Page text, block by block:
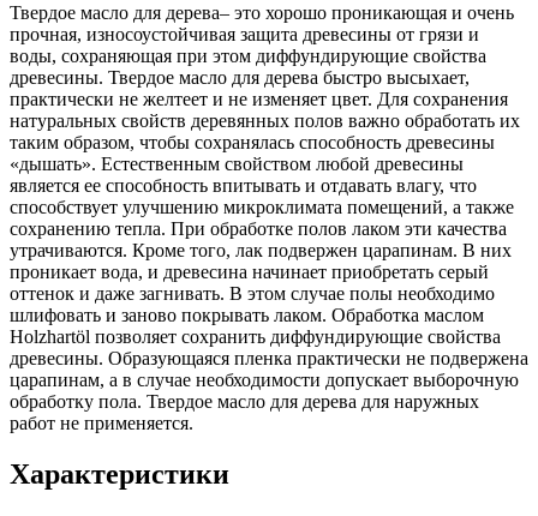
Твердое масло для дерева– это хорошо проникающая и очень
прочная, износоустойчивая защита древесины от грязи и
воды, сохраняющая при этом диффундирующие свойства
древесины. Твердое масло для дерева быстро высыхает,
практически не желтеет и не изменяет цвет. Для сохранения
натуральных свойств деревянных полов важно обработать их
таким образом, чтобы сохранялась способность древесины
«дышать». Естественным свойством любой древесины
является ее способность впитывать и отдавать влагу, что
способствует улучшению микроклимата помещений, а также
сохранению тепла. При обработке полов лаком эти качества
утрачиваются. Кроме того, лак подвержен царапинам. В них
проникает вода, и древесина начинает приобретать серый
оттенок и даже загнивать. В этом случае полы необходимо
шлифовать и заново покрывать лаком. Обработка маслом
Holzhartöl позволяет сохранить диффундирующие свойства
древесины. Образующаяся пленка практически не подвержена
царапинам, а в случае необходимости допускает выборочную
обработку пола. Твердое масло для дерева для наружных
работ не применяется.
Характеристики